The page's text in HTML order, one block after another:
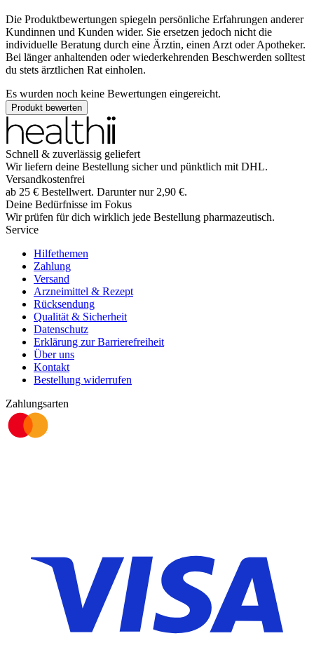
Die Produktbewertungen spiegeln persönliche Erfahrungen anderer
Kundinnen und Kunden wider. Sie ersetzen jedoch nicht die
individuelle Beratung durch eine Ärztin, einen Arzt oder Apotheker.
Bei länger anhaltenden oder wiederkehrenden Beschwerden solltest
du stets ärztlichen Rat einholen.
Es wurden noch keine Bewertungen eingereicht.
Produkt bewerten
Schnell & zuverlässig geliefert
Wir liefern deine Bestellung sicher und pünktlich mit DHL.
Versandkostenfrei
ab 25 € Bestellwert. Darunter nur 2,90 €.
Deine Bedürfnisse im Fokus
Wir prüfen für dich wirklich jede Bestellung pharmazeutisch.
Service
Hilfethemen
Zahlung
Versand
Arzneimittel & Rezept
Rücksendung
Qualität & Sicherheit
Datenschutz
Erklärung zur Barrierefreiheit
Über uns
Kontakt
Bestellung widerrufen
Zahlungsarten